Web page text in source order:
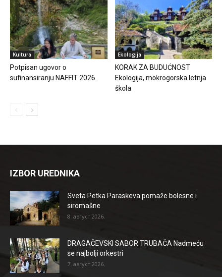
Kultura
Potpisan ugovor o
sufinansiranju NAFFIT 2026.
Ekologija
KORAK ZA BUDUĆNOST
Ekologija, mokrogorska letnja
škola
IZBOR UREDNIKA
Sveta Petka Paraskeva pomaže bolesne i
siromašne
8. август 2026.
DRAGAČEVSKI SABOR TRUBAČA Nadmeću
se najbolji orkestri
7. август 2026.